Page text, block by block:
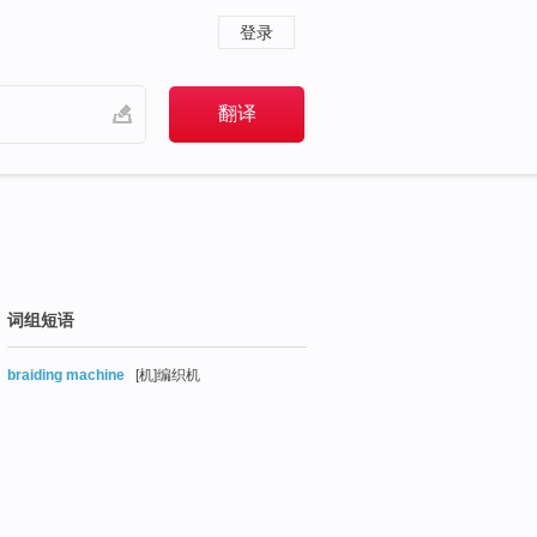
登录
词组短语
braiding machine [机]编织机